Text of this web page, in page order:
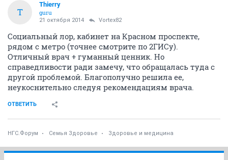
T
Thierry
guru
21 октября 2014 Vortex82
Социальный лор, кабинет на Красном проспекте,
рядом с метро (точнее смотрите по 2ГИСу).
Отличный врач + гуманный ценник. Но
справедливости ради замечу, что обращалась туда с
другой проблемой. Благополучно решила ее,
неукоснительно следуя рекомендациям врача.
ОТВЕТИТЬ
НГС.Форум Семья Здоровье Здоровье и медицина